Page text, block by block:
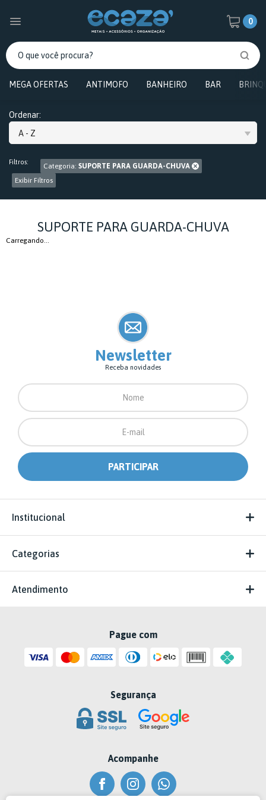
0
MEGA OFERTAS ANTIMOFO BANHEIRO BAR
Ordenar:
A - Z
Filtros: Categoria: SUPORTE PARA GUARDA-CHUVA
Exibir Filtros
SUPORTE PARA GUARDA-CHUVA
Carregando...
Newsletter
Receba novidades
Institucional
Categorias
Atendimento
Pague com
Segurança
Acompanhe